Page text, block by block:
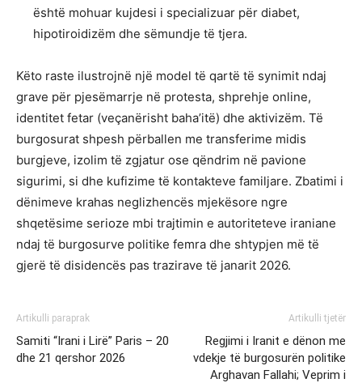
është mohuar kujdesi i specializuar për diabet,
hipotiroidizëm dhe sëmundje të tjera.
Këto raste ilustrojnë një model të qartë të synimit ndaj
grave për pjesëmarrje në protesta, shprehje online,
identitet fetar (veçanërisht baha’itë) dhe aktivizëm. Të
burgosurat shpesh përballen me transferime midis
burgjeve, izolim të zgjatur ose qëndrim në pavione
sigurimi, si dhe kufizime të kontakteve familjare. Zbatimi i
dënimeve krahas neglizhencës mjekësore ngre
shqetësime serioze mbi trajtimin e autoriteteve iraniane
ndaj të burgosurve politike femra dhe shtypjen më të
gjerë të disidencës pas trazirave të janarit 2026.
Artikulli paraprak
Samiti “Irani i Lirë” Paris – 20
dhe 21 qershor 2026
Artikulli tjetër
Regjimi i Iranit e dënon me
vdekje të burgosurën politike
Arghavan Fallahi; Veprim i